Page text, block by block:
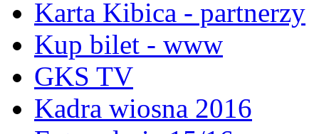
Karta Kibica - partnerzy
Kup bilet - www
GKS TV
Kadra wiosna 2016